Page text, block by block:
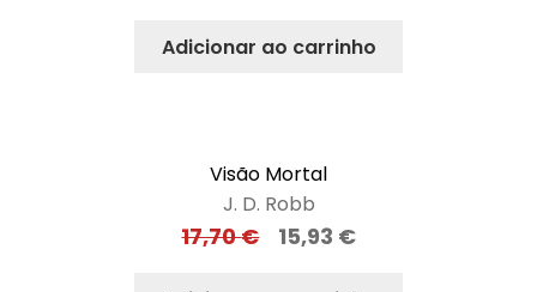
Adicionar ao carrinho
Visão Mortal
J. D. Robb
17,70€ 15,93 €